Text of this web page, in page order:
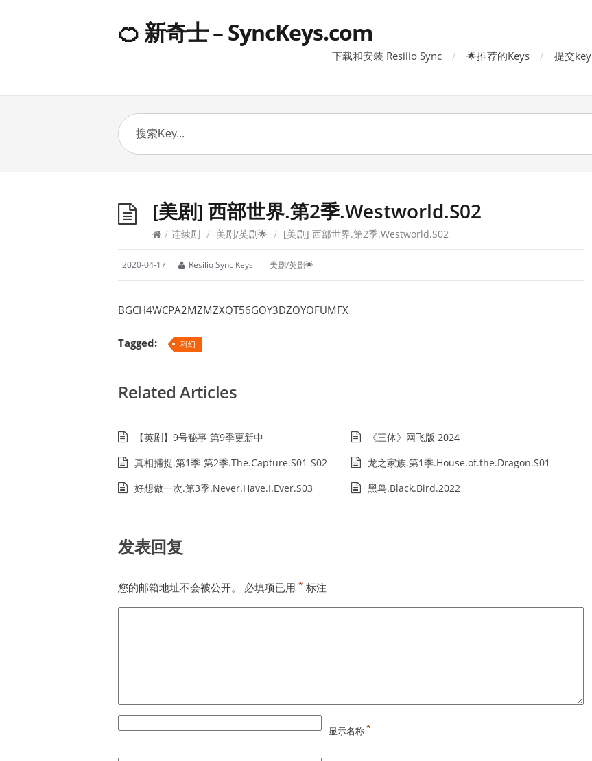
🍊 新奇士 – SyncKeys.com
下载和安装 Resilio Sync 🌟推荐的Keys 提交key
[美剧] 西部世界.第2季.Westworld.S02
/ 连续剧 / 美剧/英剧🌟 / [美剧] 西部世界.第2季.Westworld.S02
2020-04-17 Resilio Sync Keys 美剧/英剧🌟
BGCH4WCPA2MZMZXQT56GOY3DZOYOFUMFX
Tagged: 科幻
Related Articles
【英剧】9号秘事 第9季更新中
《三体》网飞版 2024
真相捕捉.第1季-第2季.The.Capture.S01-S02
龙之家族.第1季.House.of.the.Dragon.S01
好想做一次.第3季.Never.Have.I.Ever.S03
黑鸟.Black.Bird.2022
发表回复
您的邮箱地址不会被公开。 必填项已用 * 标注
显示名称*